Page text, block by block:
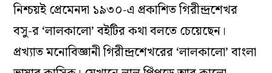
নিশ্চয়ই প্রেমেনদা ১৯৩০-এ প্রকাশিত গিরীন্দ্রশেখর
বসু-র ‘লালকালো’ বইটির কথা বলতে চেয়েছেন।
প্রখ্যাত মনোবিজ্ঞানী গিরীন্দ্রশেখরের ‘লালকালো’ বাংলা